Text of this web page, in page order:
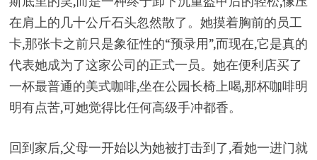
在肩上的几十公斤石头忽然散了。她摸着胸前的员工
卡,那张卡之前只是象征性的“预录用”,而现在,它是真的
代表她成为了这家公司的正式一员。她在便利店买了
一杯最普通的美式咖啡,坐在公园长椅上喝,那杯咖啡明
明有点苦,可她觉得比任何高级手冲都香。
回到家后,父母一开始以为她被打击到了,看她一进门就